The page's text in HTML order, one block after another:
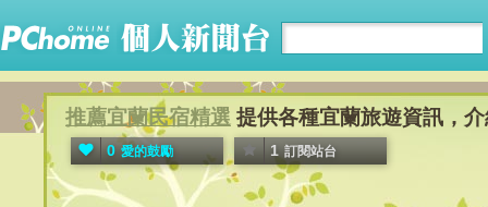
推薦宜蘭民宿精選 提供各種宜蘭旅遊資訊，
0 愛的鼓勵 1 訂閱站台